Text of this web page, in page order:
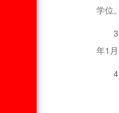
学位。
年1